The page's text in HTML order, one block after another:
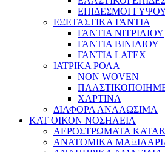
ΕΠΙΔΕΣΜΟΙ
ΕΞΕΤΑΣΤΙΚΑ ΓΑΝΤΙΑ
ΓΑΝΤΙΑ ΝΙΤΡΙΛΙΟΥ
ΓΑΝΤΙΑ ΒΙΝΙΛΙΟΥ
ΓΑΝΤΙΑ LATEX
ΙΑΤΡΙΚΑ ΡΟΛΑ
NON WOVEN
ΧΑΡΤΙΝΑ
ΔΙΑΦΟΡΑ ΑΝΑΛΩΣΙΜΑ
ΚΑΤ ΟΙΚΟΝ ΝΟΣΗΛΕΙΑ
ΑΕΡΟΣΤΡΩΜΑΤΑ
ΑΝΑΤΟΜΙΚΑ